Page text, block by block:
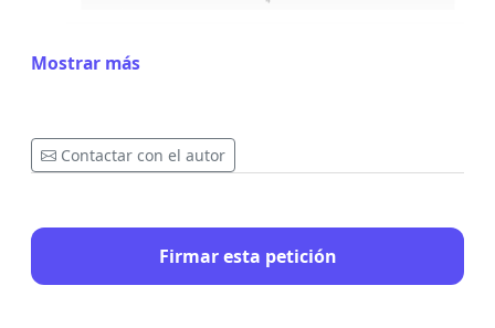
Mostrar más
Contactar con el autor
Firmar esta petición